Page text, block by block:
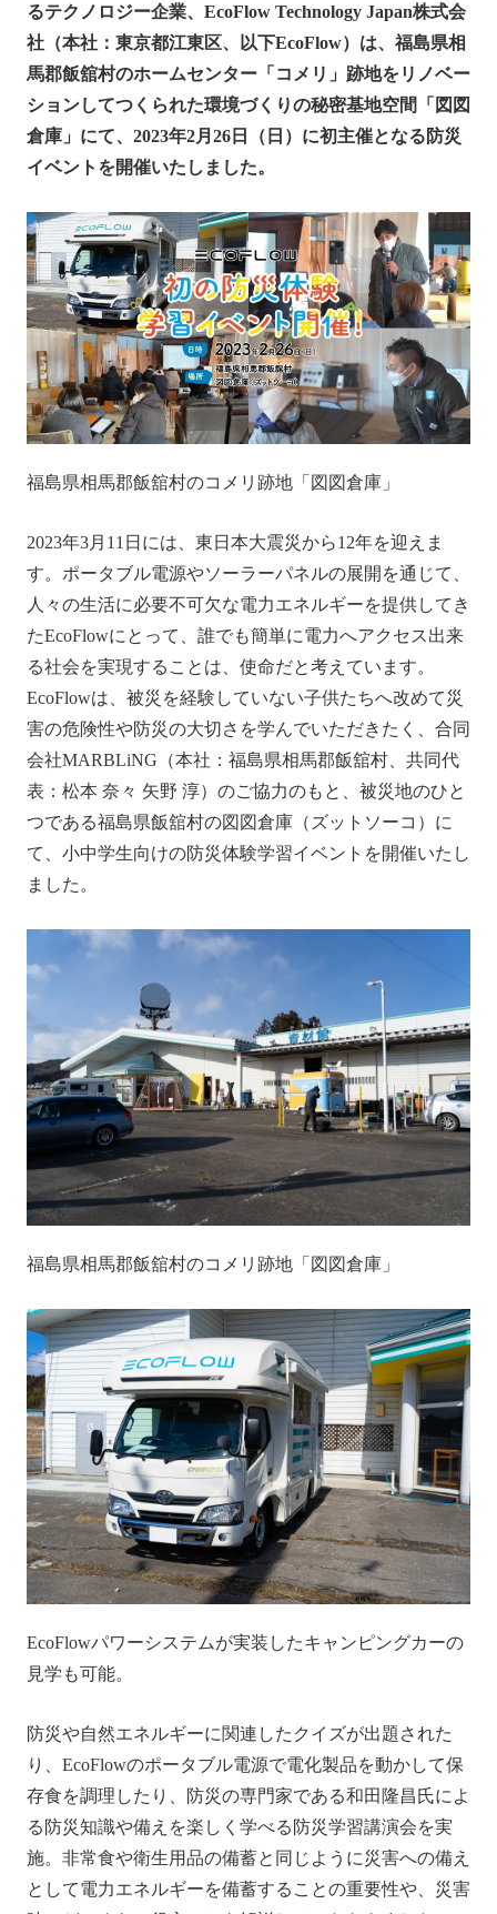
るテクノロジー企業、EcoFlow Technology Japan株式会
社（本社：東京都江東区、以下EcoFlow）は、福島県相
馬郡飯舘村のホームセンター「コメリ」跡地をリノベー
ションしてつくられた環境づくりの秘密基地空間「図図
倉庫」にて、2023年2月26日（日）に初主催となる防災
イベントを開催いたしました。
福島県相馬郡飯舘村のコメリ跡地「図図倉庫」
2023年3月11日には、東日本大震災から12年を迎えま
す。ポータブル電源やソーラーパネルの展開を通じて、
人々の生活に必要不可欠な電力エネルギーを提供してき
たEcoFlowにとって、誰でも簡単に電力へアクセス出来
る社会を実現することは、使命だと考えています。
EcoFlowは、被災を経験していない子供たちへ改めて災
害の危険性や防災の大切さを学んでいただきたく、合同
会社MARBLiNG（本社：福島県相馬郡飯舘村、共同代
表：松本 奈々 矢野 淳）のご協力のもと、被災地のひと
つである福島県飯舘村の図図倉庫（ズットソーコ）に
て、小中学生向けの防災体験学習イベントを開催いたし
ました。
福島県相馬郡飯舘村のコメリ跡地「図図倉庫」
EcoFlowパワーシステムが実装したキャンピングカーの
見学も可能。
防災や自然エネルギーに関連したクイズが出題された
り、EcoFlowのポータブル電源で電化製品を動かして保
存食を調理したり、防災の専門家である和田隆昌氏によ
る防災知識や備えを楽しく学べる防災学習講演会を実
施。非常食や衛生用品の備蓄と同じように災害への備え
として電力エネルギーを備蓄することの重要性や、災害